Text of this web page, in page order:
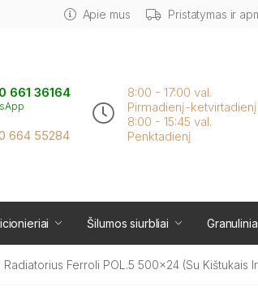
Apie mus Pristatymas ir
661 36164
664 55284
8:00 - 17:00 val.
Pirmadienį-ketvirtadienį
8:00 - 15:45 val.
Penktadienį
Šilumos siurbliai
Radiatorius Ferroli POL.5 500x24 (su Kištukais